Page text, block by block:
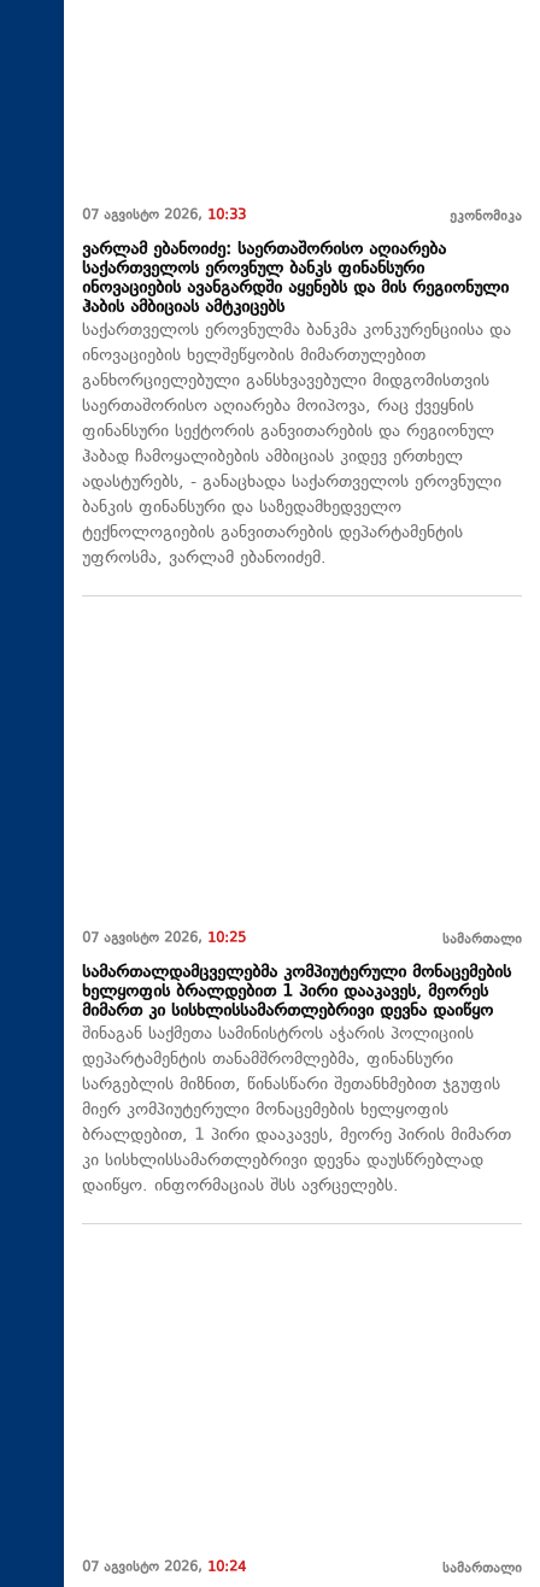
07 აგვისტო 2026, 10:33 ეკონომიკა
ვარლამ ებანოიძე: საერთაშორისო აღიარება
საქართველოს ეროვნულ ბანკს ფინანსური
ინოვაციების ავანგარდში აყენებს და მის რეგიონული
ჰაბის ამბიციას ამტკიცებს
საქართველოს ეროვნულმა ბანკმა კონკურენციისა და
ინოვაციების ხელშეწყობის მიმართულებით
განხორციელებული განსხვავებული მიდგომისთვის
საერთაშორისო აღიარება მოიპოვა, რაც ქვეყნის
ფინანსური სექტორის განვითარების და რეგიონულ
ჰაბად ჩამოყალიბების ამბიციას კიდევ ერთხელ
ადასტურებს, - განაცხადა საქართველოს ეროვნული
ბანკის ფინანსური და საზედამხედველო
ტექნოლოგიების განვითარების დეპარტამენტის
უფროსმა, ვარლამ ებანოიძემ.
07 აგვისტო 2026, 10:25 სამართალი
სამართალდამცველებმა კომპიუტერული მონაცემების
ხელყოფის ბრალდებით 1 პირი დააკავეს, მეორეს
მიმართ კი სისხლისსამართლებრივი დევნა დაიწყო
შინაგან საქმეთა სამინისტროს აჭარის პოლიციის
დეპარტამენტის თანამშრომლებმა, ფინანსური
სარგებლის მიზნით, წინასწარი შეთანხმებით ჯგუფის
მიერ კომპიუტერული მონაცემების ხელყოფის
ბრალდებით, 1 პირი დააკავეს, მეორე პირის მიმართ
კი სისხლისსამართლებრივი დევნა დაუსწრებლად
დაიწყო. ინფორმაციას შსს ავრცელებს.
07 აგვისტო 2026, 10:24 სამართალი